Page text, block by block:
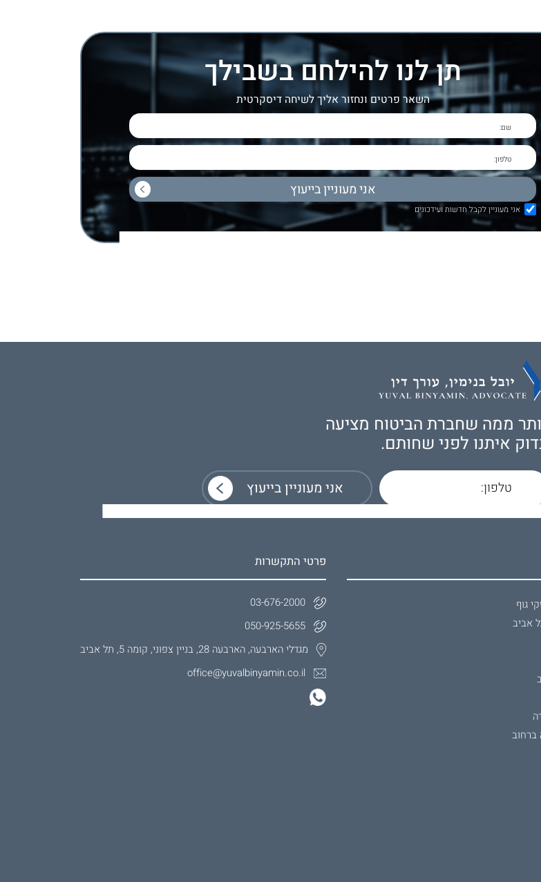
תן לנו להילחם בשבילך
השאר פרטים ונחזור אליך לשיחה דיסקרטית
אני מעוניין לקבל חדשות ועידכונים
ממה שחברת הביטוח מציעה
איתנו לפני שחותם.
גוף
אביב
ברחוב
פרטי התקשרות
03-676-2000
050-925-5655
מגדלי הארבעה, הארבעה 28, בניין צפוני, קומה 5, תל אביב
office@yuvalbinyamin.co.il